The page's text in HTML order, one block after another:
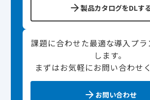
製品カタログをDLす
課題に合わせた最適な導入プ
します。
まずはお気軽にお問い合わせ
お問い合わせ